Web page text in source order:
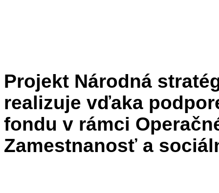
Projekt Národná
realizuje vďaka
fondu v rámci
Zamestnanosť a